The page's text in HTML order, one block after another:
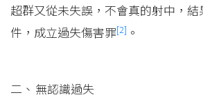
超群又從未失誤，不會真的射中，
件，成立過失傷害罪[2] 。
無認識過失